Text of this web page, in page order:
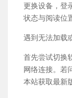
更换设备，登
状态与阅读位
遇到无法加载
首先尝试切换
网络连接。若
本站获取最新